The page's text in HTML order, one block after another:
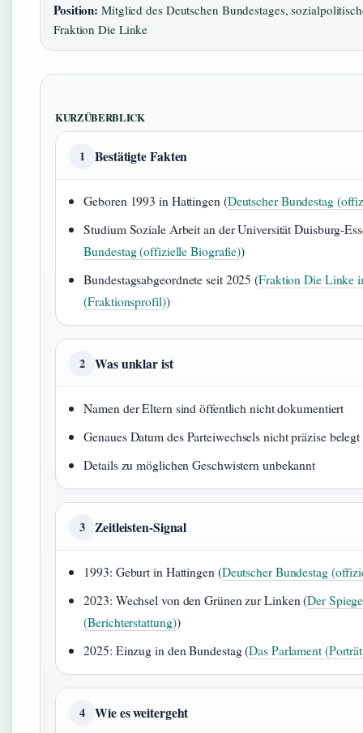
Position: Mitglied des Deutschen Bundestages,
Fraktion Die Linke
KURZÜBERBLICK
1 Bestätigte Fakten
Geboren 1993 in Hattingen (Deutscher Bundestag
Studium Soziale Arbeit an der Universität Duisburg-
Bundestag (offizielle Biografie))
Bundestagsabgeordnete seit 2025 (Fraktion Die Linke
(Fraktionsprofil))
2 Was unklar ist
Namen der Eltern sind öffentlich nicht dokumentiert
Genaues Datum des Parteiwechsels nicht präzise belegt
Details zu möglichen Geschwistern unbekannt
3 Zeitleisten-Signal
1993: Geburt in Hattingen (Deutscher Bundestag
2023: Wechsel von den Grünen zur Linken (Der
(Berichterstattung))
2025: Einzug in den Bundestag (Das Parlament
4 Wie es weitergeht